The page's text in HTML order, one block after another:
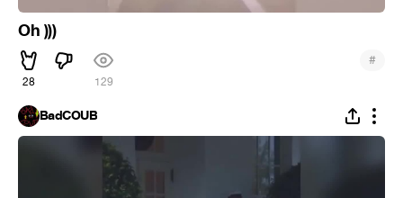
Oh )))
28 129
#
BadCOUB